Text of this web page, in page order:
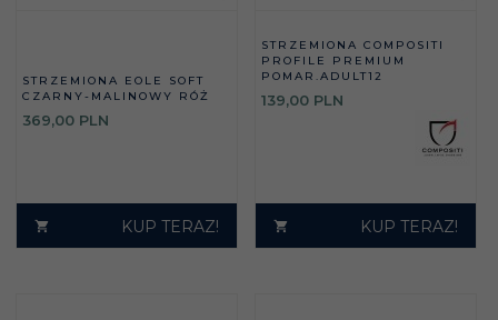
STRZEMIONA EOLE SOFT
CZARNY-MALINOWY RÓŻ
369,00 PLN
KUP TERAZ!
STRZEMIONA COMPOSITI
PROFILE PREMIUM
POMAR.ADULT12
139,00 PLN
KUP TERAZ!